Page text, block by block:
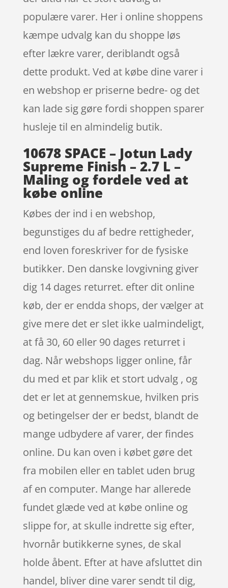
populære varer. Her i online shoppens
kæmpe udvalg kan du shoppe løs
efter lækre varer, deriblandt også
dette produkt. Ved at købe dine varer i
en webshop er priserne bedre- og det
kan lade sig gøre fordi shoppen sparer
husleje til en almindelig butik.
10678 SPACE – Jotun Lady
Supreme Finish – 2.7 L –
Maling og fordele ved at
købe online
Købes der ind i en webshop,
begunstiges du af bedre rettigheder,
end loven foreskriver for de fysiske
butikker. Den danske lovgivning giver
dig 14 dages returret. efter dit online
køb, der er endda shops, der vælger at
give mere det er slet ikke ualmindeligt,
at få 30, 60 eller 90 dages returret i
dag. Når webshops ligger online, får
du med et par klik et stort udvalg , og
det er let at gennemskue, hvilken pris
og betingelser der er bedst, blandt de
mange udbydere af varer, der findes
online. Du kan oven i købet gøre det
fra mobilen eller en tablet uden brug
af en computer. Mange har allerede
fundet glæde ved at købe online og
slippe for, at skulle indrette sig efter,
hvornår butikkerne synes, de skal
holde åbent. Efter at have afsluttet din
handel, bliver dine varer sendt til dig,